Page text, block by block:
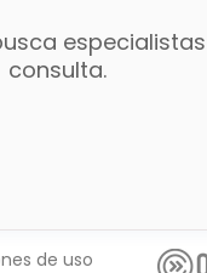
consulta.
de uso